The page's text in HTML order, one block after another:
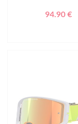
94.90 €